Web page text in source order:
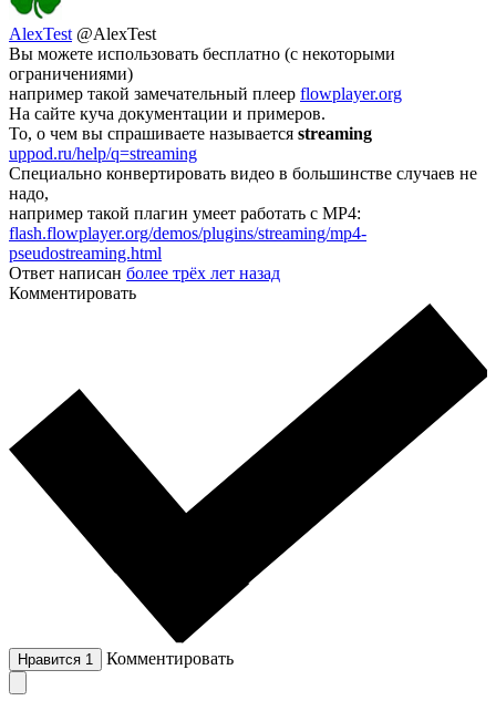
AlexTest @AlexTest
Вы можете использовать бесплатно (с некоторыми
ограничениями)
например такой замечательный плеер flowplayer.org
На сайте куча документации и примеров.
То, о чем вы спрашиваете называется streaming
uppod.ru/help/q=streaming
Специально конвертировать видео в большинстве случаев не
надо,
например такой плагин умеет работать с MP4:
flash.flowplayer.org/demos/plugins/streaming/mp4-
pseudostreaming.html
Ответ написан более трёх лет назад
Комментировать
Нравится 1 Комментировать